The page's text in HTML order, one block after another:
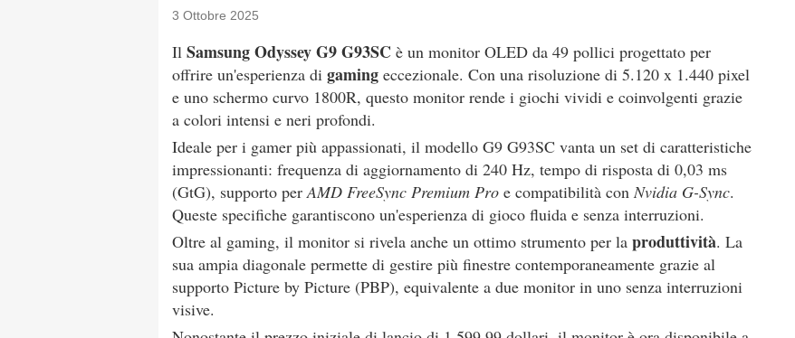
3 Ottobre 2025
Il Samsung Odyssey G9 G93SC è un monitor OLED da 49 pollici progettato per
offrire un'esperienza di gaming eccezionale. Con una risoluzione di 5.120 x 1.440 pixel
e uno schermo curvo 1800R, questo monitor rende i giochi vividi e coinvolgenti grazie
a colori intensi e neri profondi.
Ideale per i gamer più appassionati, il modello G9 G93SC vanta un set di caratteristiche
impressionanti: frequenza di aggiornamento di 240 Hz, tempo di risposta di 0,03 ms
(GtG), supporto perAMD FreeSync Premium Pro e compatibilità conNvidia G-Sync.
Queste specifiche garantiscono un'esperienza di gioco fluida e senza interruzioni.
Oltre al gaming, il monitor si rivela anche un ottimo strumento per la produttività. La
sua ampia diagonale permette di gestire più finestre contemporaneamente grazie al
supporto Picture by Picture (PBP), equivalente a due monitor in uno senza interruzioni
visive.